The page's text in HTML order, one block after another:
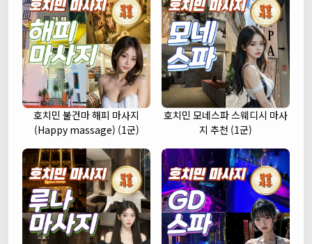
호치민 불건마 해피 마사지
(Happy massage) (1군)
호치민 모네스파 스웨디시 마사
지 추천 (1군)